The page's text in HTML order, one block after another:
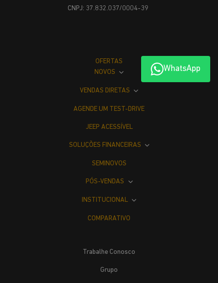
WhatsApp
CNPJ: 37.832.037/0004-39
OFERTAS
NOVOS
VENDAS DIRETAS
AGENDE UM TEST-DRIVE
JEEP ACESSÍVEL
SOLUÇÕES FINANCEIRAS
SEMINOVOS
PÓS-VENDAS
INSTITUCIONAL
COMPARATIVO
Trabalhe Conosco
Grupo